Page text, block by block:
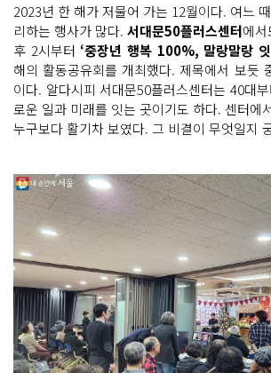
2023년 한 해가 저물어 가는 12월이다. 여느
리하는 행사가 많다. 서대문50플러스센터에
후 2시부터 ‘중장년 행복 100%, 말랑말랑 잇
해의 활동공유회를 개최했다. 제목에서 보듯
이다. 알다시피 서대문50플러스센터는 40대
로운 일과 미래를 잇는 곳이기도 하다. 센터에
누구보다 활기차 보였다. 그 비결이 무엇일지